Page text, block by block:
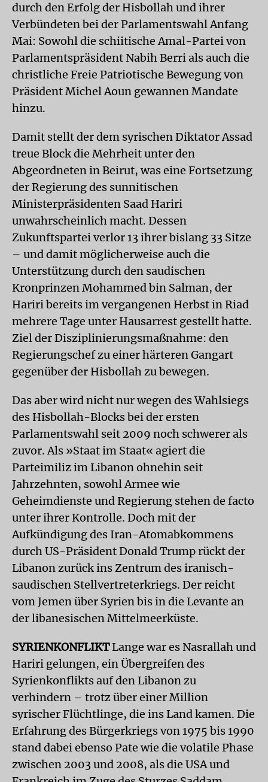
durch den Erfolg der Hisbollah und ihrer
Verbündeten bei der Parlamentswahl Anfang
Mai: Sowohl die schiitische Amal-Partei von
Parlamentspräsident Nabih Berri als auch die
christliche Freie Patriotische Bewegung von
Präsident Michel Aoun gewannen Mandate
hinzu.
Damit stellt der dem syrischen Diktator Assad
treue Block die Mehrheit unter den
Abgeordneten in Beirut, was eine Fortsetzung
der Regierung des sunnitischen
Ministerpräsidenten Saad Hariri
unwahrscheinlich macht. Dessen
Zukunftspartei verlor 13 ihrer bislang 33 Sitze
– und damit möglicherweise auch die
Unterstützung durch den saudischen
Kronprinzen Mohammed bin Salman, der
Hariri bereits im vergangenen Herbst in Riad
mehrere Tage unter Hausarrest gestellt hatte.
Ziel der Disziplinierungsmaßnahme: den
Regierungschef zu einer härteren Gangart
gegenüber der Hisbollah zu bewegen.
Das aber wird nicht nur wegen des Wahlsiegs
des Hisbollah-Blocks bei der ersten
Parlamentswahl seit 2009 noch schwerer als
zuvor. Als »Staat im Staat« agiert die
Parteimiliz im Libanon ohnehin seit
Jahrzehnten, sowohl Armee wie
Geheimdienste und Regierung stehen de facto
unter ihrer Kontrolle. Doch mit der
Aufkündigung des Iran-Atomabkommens
durch US-Präsident Donald Trump rückt der
Libanon zurück ins Zentrum des iranisch-
saudischen Stellvertreterkriegs. Der reicht
vom Jemen über Syrien bis in die Levante an
der libanesischen Mittelmeerküste.
SYRIENKONFLIKTLange war es Nasrallah und
Hariri gelungen, ein Übergreifen des
Syrienkonflikts auf den Libanon zu
verhindern – trotz über einer Million
syrischer Flüchtlinge, die ins Land kamen. Die
Erfahrung des Bürgerkriegs von 1975 bis 1990
stand dabei ebenso Pate wie die volatile Phase
zwischen 2003 und 2008, als die USA und